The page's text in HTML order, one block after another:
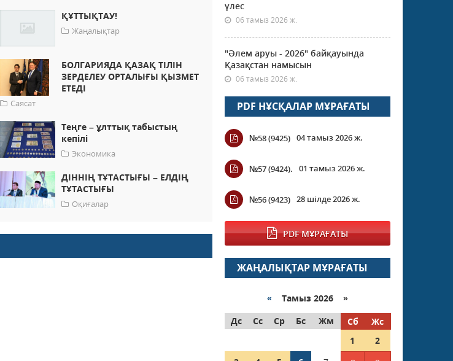
ҚҰТТЫҚТАУ!
Жаңалықтар
БОЛГАРИЯДА ҚАЗАҚ ТІЛІН
ЗЕРДЕЛЕУ ОРТАЛЫҒЫ ҚЫЗМЕТ
ЕТЕДІ
Саясат
Теңге – ұлттық табыстың
кепілі
Экономика
ДІННІҢ ТҰТАСТЫҒЫ – ЕЛДІҢ
ТҰТАСТЫҒЫ
Оқиғалар
үлес
06 тамыз 2026 ж.
"Әлем аруы - 2026" байқауында
Қазақстан намысын
06 тамыз 2026 ж.
PDF НҰСҚАЛАР МҰРАҒАТЫ
№58 (9425) 04 тамыз 2026 ж.
№57 (9424). 01 тамыз 2026 ж.
№56 (9423) 28 шілде 2026 ж.
PDF МҰРАҒАТЫ
ЖАҢАЛЫҚТАР МҰРАҒАТЫ
« Тамыз 2026 »
Дс
Сс Ср Бс Жм Сб
Жс
1
2